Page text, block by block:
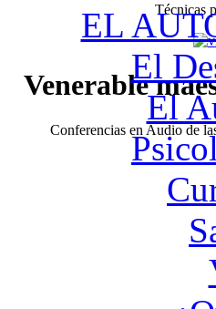
Técnicas
Venerable
Conferencias en Audio de
EL
El
El